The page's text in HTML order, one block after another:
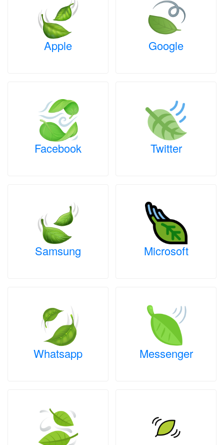
Apple Google
Facebook Twitter
Samsung Microsoft
Whatsapp Messenger